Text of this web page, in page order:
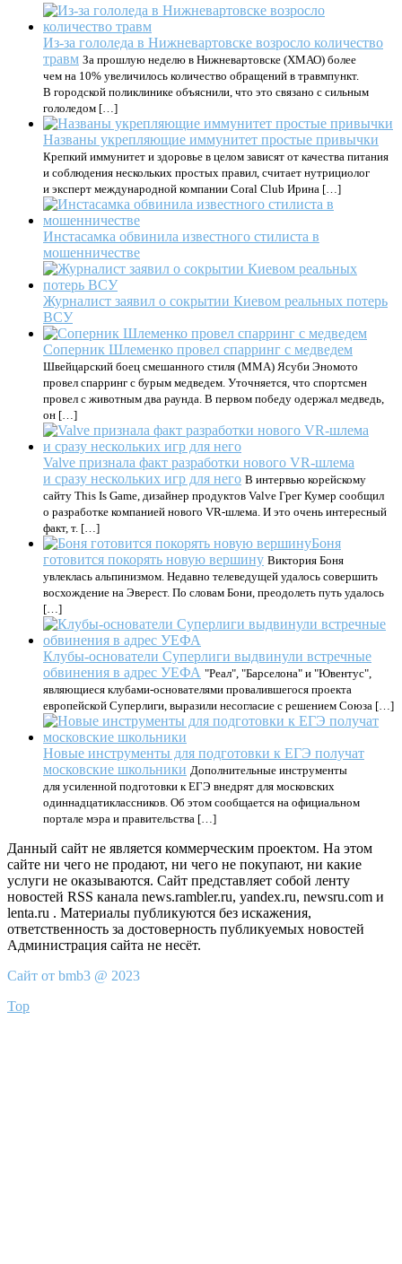
Из-за гололеда в Нижневартовске возросло количество
травм За прошлую неделю в Нижневартовске (ХМАО) более
чем на 10% увеличилось количество обращений в травмпункт.
В городской поликлинике объяснили, что это связано с сильным
гололедом […]
Названы укрепляющие иммунитет простые привычки
Крепкий иммунитет и здоровье в целом зависят от качества питания
и соблюдения нескольких простых правил, считает нутрициолог
и эксперт международной компании Coral Club Ирина […]
Инстасамка обвинила известного стилиста в
мошенничестве
Журналист заявил о сокрытии Киевом реальных потерь
ВСУ
Соперник Шлеменко провел спарринг с медведем
Швейцарский боец смешанного стиля (ММА) Ясуби Эномото
провел спарринг с бурым медведем. Уточняется, что спортсмен
провел с животным два раунда. В первом победу одержал медведь,
он […]
Valve признала факт разработки нового VR-шлема
и сразу нескольких игр для него В интервью корейскому
сайту This Is Game, дизайнер продуктов Valve Грег Кумер сообщил
о разработке компанией нового VR-шлема. И это очень интересный
факт, т. […]
Боня
готовится покорять новую вершину Виктория Боня
увлеклась альпинизмом. Недавно телеведущей удалось совершить
восхождение на Эверест. По словам Бони, преодолеть путь удалось
[…]
Клубы-основатели Суперлиги выдвинули встречные
обвинения в адрес УЕФА "Реал", "Барселона" и "Ювентус",
являющиеся клубами-основателями провалившегося проекта
европейской Суперлиги, выразили несогласие с решением Союза […]
Новые инструменты для подготовки к ЕГЭ получат
московские школьники Дополнительные инструменты
для усиленной подготовки к ЕГЭ внедрят для московских
одиннадцатиклассников. Об этом сообщается на официальном
портале мэра и правительства […]
Данный сайт не является коммерческим проектом. На этом
сайте ни чего не продают, ни чего не покупают, ни какие
услуги не оказываются. Сайт представляет собой ленту
новостей RSS канала news.rambler.ru, yandex.ru, newsru.com и
lenta.ru . Материалы публикуются без искажения,
ответственность за достоверность публикуемых новостей
Администрация сайта не несёт.
Сайт от bmb3 @ 2023
Top